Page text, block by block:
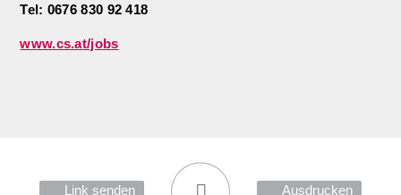
Tel: 0676 830 92 418
www.cs.at/jobs
Link senden Ausdrucken